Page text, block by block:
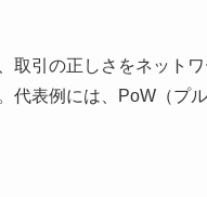
取引の正しさをネット
代表例には、PoW（プ